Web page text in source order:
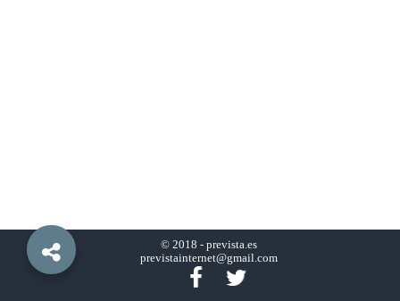
© 2018 - prevista.es
previstainternet@gmail.com